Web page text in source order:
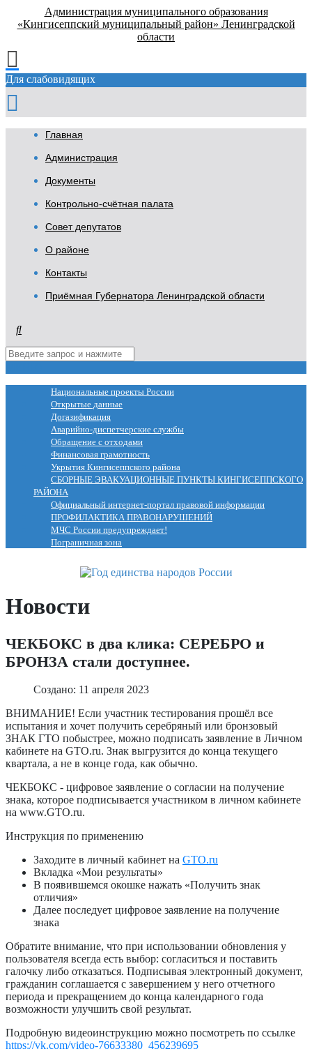
Администрация муниципального образования
«Кингисеппский муниципальный район» Ленинградской
области
Для слабовидящих
Главная
Администрация
Документы
Контрольно-счётная палата
Совет депутатов
О районе
Контакты
Приёмная Губернатора Ленинградской области
Национальные проекты России
Открытые данные
Догазификация
Аварийно-диспетчерские службы
Обращение с отходами
Финансовая грамотность
Укрытия Кингисеппского района
СБОРНЫЕ ЭВАКУАЦИОННЫЕ ПУНКТЫ КИНГИСЕППСКОГО
РАЙОНА
Официальный интернет-портал правовой информации
ПРОФИЛАКТИКА ПРАВОНАРУШЕНИЙ
МЧС России предупреждает!
Пограничная зона
Новости
ЧЕКБОКС в два клика: СЕРЕБРО и
БРОНЗА стали доступнее.
Создано: 11 апреля 2023
ВНИМАНИЕ! Если участник тестирования прошёл все
испытания и хочет получить серебряный или бронзовый
ЗНАК ГТО побыстрее, можно подписать заявление в Личном
кабинете на GTO.ru. Знак выгрузится до конца текущего
квартала, а не в конце года, как обычно.
ЧЕКБОКС - цифровое заявление о согласии на получение
знака, которое подписывается участником в личном кабинете
на www.GTO.ru.
Инструкция по применению
Заходите в личный кабинет на GTO.ru
Вкладка «Мои результаты»
В появившемся окошке нажать «Получить знак
отличия»
Далее последует цифровое заявление на получение
знака
Обратите внимание, что при использовании обновления у
пользователя всегда есть выбор: согласиться и поставить
галочку либо отказаться. Подписывая электронный документ,
гражданин соглашается с завершением у него отчетного
периода и прекращением до конца календарного года
возможности улучшить свой результат.
Подробную видеоинструкцию можно посмотреть по ссылке
https://vk.com/video-76633380_456239695